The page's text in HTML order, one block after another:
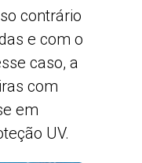
contrário
e com o
caso, a
com
em
UV.